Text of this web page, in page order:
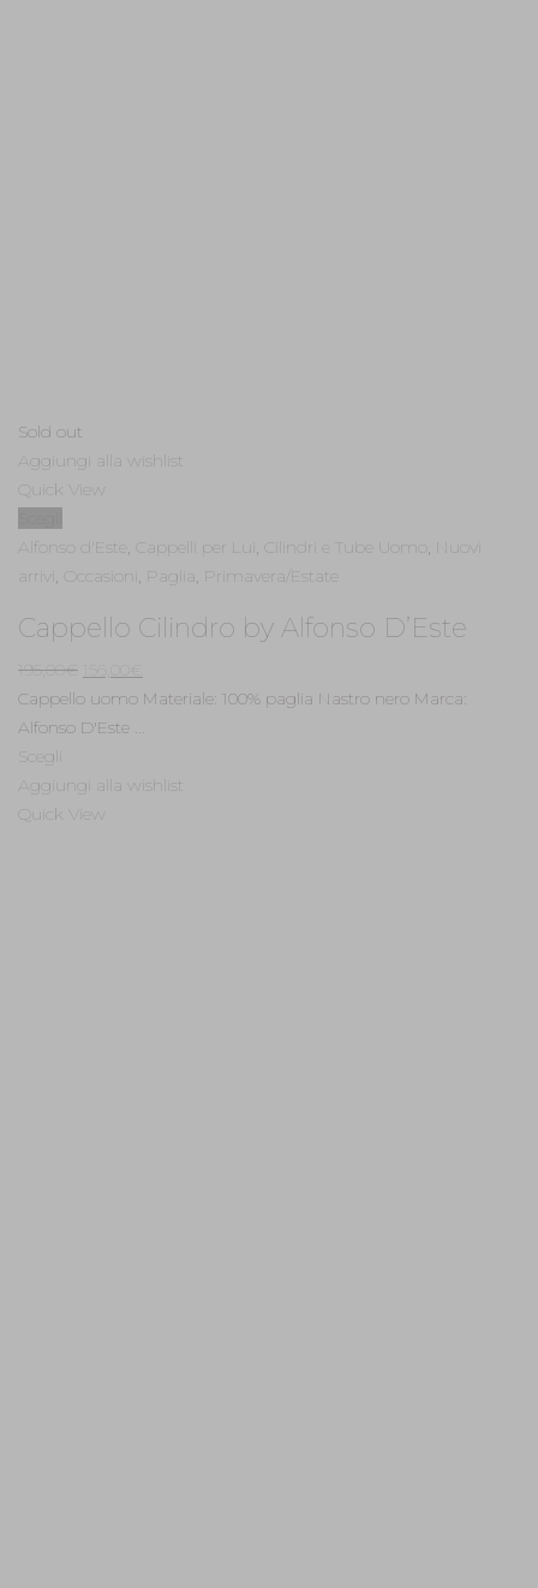
Sold out
Aggiungi alla wishlist
Quick View
Alfonso d'Este , Cappelli per Lui , Cilindri e Tube Uomo ,
Nuovi
arrivi , Occasioni , Paglia, Primavera/Estate
Cappello Cilindro by Alfonso D’Este
195,00€
prezzo
originale
195,00€.
prezzo
156,00€.
Cappello uomo Materiale: 100% paglia Nastro nero Marca:
Alfonso D'Este ...
Scegli
Aggiungi alla wishlist
Quick View